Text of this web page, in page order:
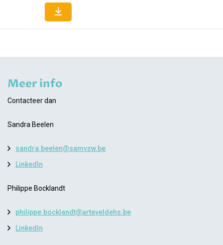
Meer info
Contacteer dan
Sandra Beelen
sandra.beelen@samvzw.be
LinkedIn
Philippe Bocklandt
philippe.bocklandt@arteveldehs.be
LinkedIn